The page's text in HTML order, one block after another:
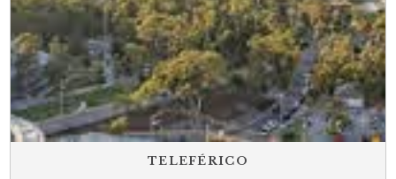
TELEFÉRICO